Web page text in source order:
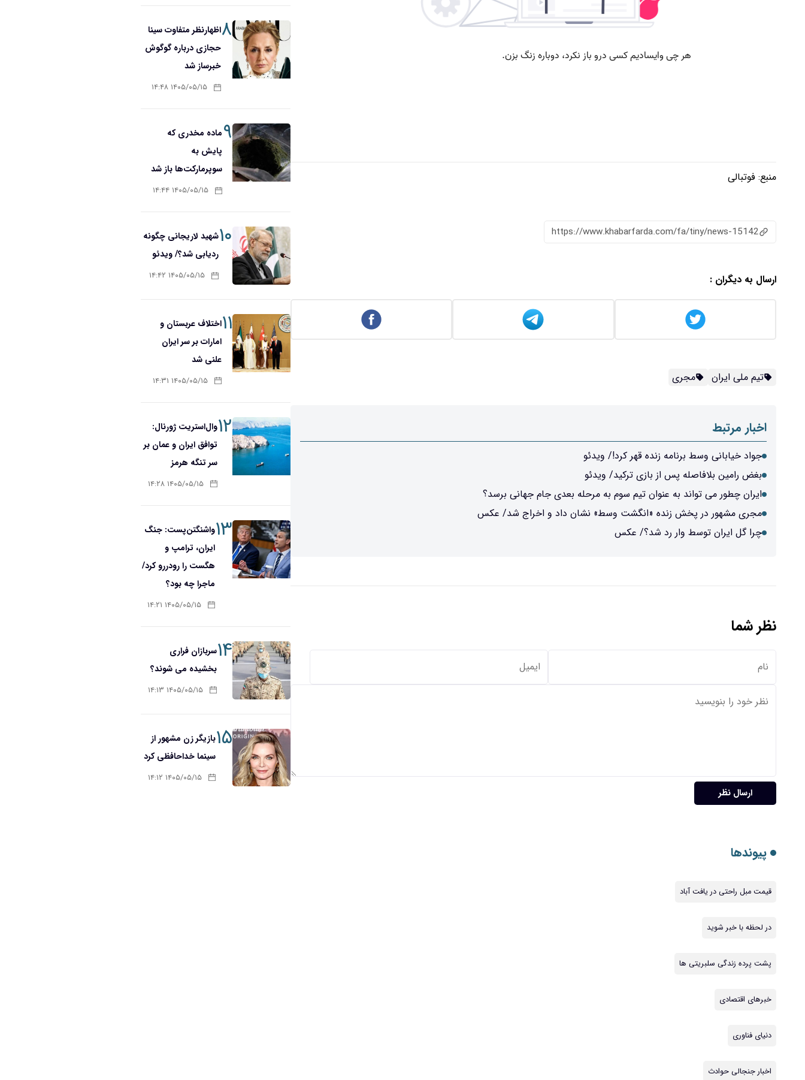
منبع: فوتبالی
https://www.khabarfarda.com/fa/tiny/news-15142
ارسال به دیگران :
تیم ملی ایران مجری
اخبار مرتبط
جواد خیابانی وسط برنامه زنده قهر کرد!/ ویدئو
بغض رامین بلافاصله پس از بازی ترکید/ ویدئو
ایران چطور می تواند به عنوان تیم سوم به مرحله بعدی جام جهانی برسد؟
مجری مشهور در پخش زنده «انگشت وسط» نشان داد و اخراج شد/ عکس
چرا گل ایران توسط وار رد شد؟/ عکس
نظر شما
ارسال نظر
۸اظهارنظر متفاوت سینا
حجازی درباره گوگوش
خبرساز شد
۱۴۰۵/۰۵/۱۵ ۱۴:۴۸
۹ماده مخدری که
پایش به
سوپرمارکت‌ها باز شد
۱۴۰۵/۰۵/۱۵ ۱۴:۴۴
۱۰شهید لاریجانی چگونه
ردیابی شد؟/ ویدئو
۱۴۰۵/۰۵/۱۵ ۱۴:۴۲
۱۱اختلاف عربستان و
امارات بر سر ایران
علنی شد
۱۴۰۵/۰۵/۱۵ ۱۴:۳۱
۱۲وال‌استریت ژورنال:
توافق ایران و عمان بر
سر تنگه هرمز
۱۴۰۵/۰۵/۱۵ ۱۴:۲۸
۱۳واشنگتن‌پست: جنگ
ایران، ترامپ و
هگست را رودررو کرد/
ماجرا چه بود؟
۱۴۰۵/۰۵/۱۵ ۱۴:۲۱
۱۴سربازان فراری
بخشیده می شوند؟
۱۴۰۵/۰۵/۱۵ ۱۴:۱۳
۱۵بازیگر زن مشهور از
سینما خداحافظی کرد
۱۴۰۵/۰۵/۱۵ ۱۴:۱۲
پیوندها
قیمت مبل راحتی در یافت آباد
در لحظه با خبر شوید
پشت پرده زندگی سلبریتی ها
خبرهای اقتصادی
دنیای فناوری
اخبار جنجالی حوادث